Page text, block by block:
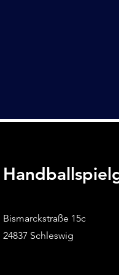
Bismarckstraße 15c
24837 Schleswig